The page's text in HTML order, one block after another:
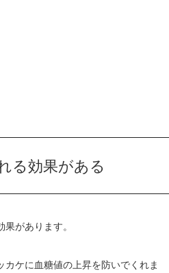
る効果がある
があります。
ケに血糖値の上昇を防いでくれま